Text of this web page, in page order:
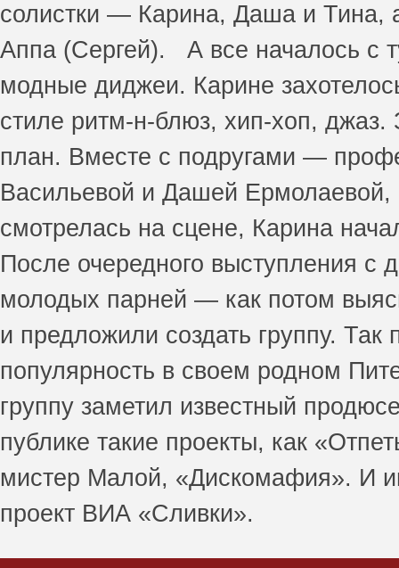
солистки — Карина, Даша и Тина,
Аппа (Сергей). А все началось с
модные диджеи. Карине
стиле ритм-н-блюз, хип-хоп,
план. Вместе с подругами —
Васильевой и Дашей
смотрелась на сцене, Карина
После очередного выступления
молодых парней — как потом
и предложили создать группу.
популярность в своем родном
группу заметил известный
публике такие проекты, как
мистер Малой, «Дискомафия». И
проект ВИА «Сливки».